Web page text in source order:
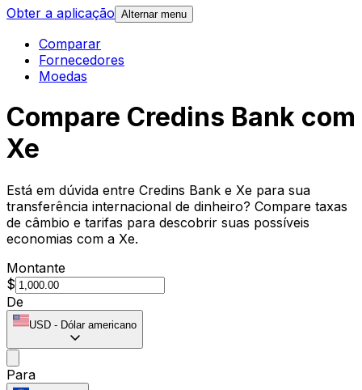
Obter a aplicação Alternar menu
Comparar
Fornecedores
Moedas
Compare Credins Bank com
Xe
Está em dúvida entre Credins Bank e Xe para sua
transferência internacional de dinheiro? Compare taxas
de câmbio e tarifas para descobrir suas possíveis
economias com a Xe.
Montante
$
De
USD - Dólar americano
Para